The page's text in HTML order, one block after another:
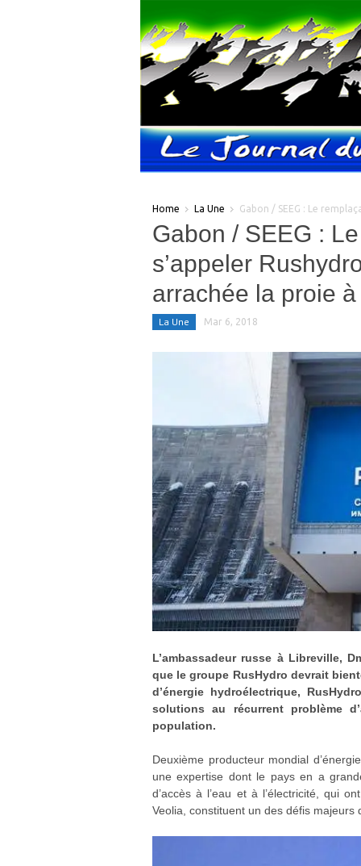
Home La Une Gabon / SEEG : Le
Gabon / SEEG :
s’appeler
arrachée la proie
La Une Mar 6, 2018
L’ambassadeur russe à Libreville,
que le groupe RusHydro devrait
d’énergie hydroélectrique,
solutions au récurrent problème
population.
Deuxième producteur mondial
une expertise dont le pays en a
d’accès à l’eau et à l’électricité, qui
Veolia, constituent un des défis majeurs